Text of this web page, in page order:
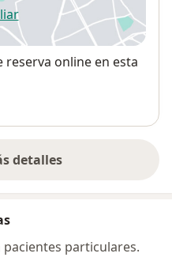
abre en una nueva
reserva online en esta
detalles
la dirección
pacientes particulares.